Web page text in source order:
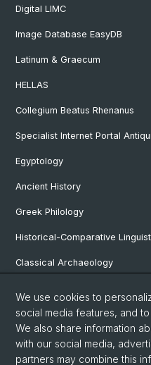
Digital LIMC
Image Database EasyDB
Latinum & Graecum
HELLAS
Collegium Beatus Rhenanus
Specialist Internet Portal
Egyptology
Ancient History
Greek Philology
Historical-Comparative
Classical Archaeology
Pre- and Protohistorical and
Vindonissa Professorship
We use cookies to
social media features, and
We also share information
with our social media,
partners may combine this